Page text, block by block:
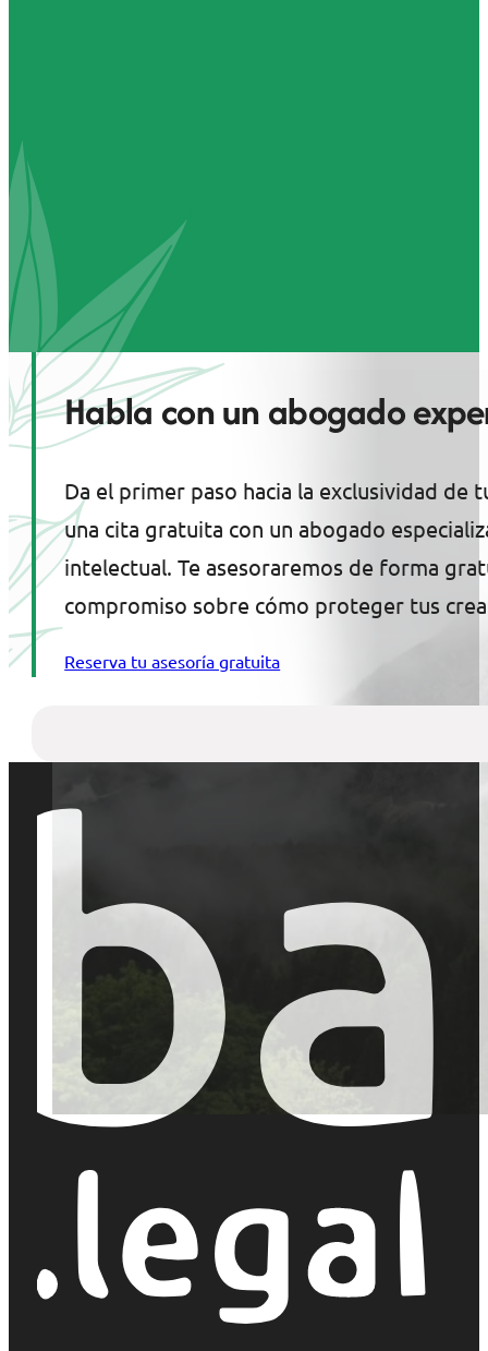
Habla con un abogado
Da el primer paso hacia la exclusividad de
una cita gratuita con un abogado
intelectual. Te asesoraremos de forma
compromiso sobre cómo proteger tus
Reserva tu asesoría gratuita